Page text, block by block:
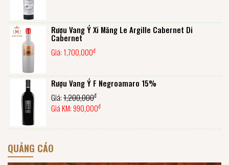
Rượu Vang Ý Xi Măng Le Argille Cabernet Di
Cabernet
Giá: 1,700,000đ
Rượu Vang Ý F Negroamaro 15%
Giá:1,200,000đ
Giá KM:990,000đ
QUẢNG CÁO